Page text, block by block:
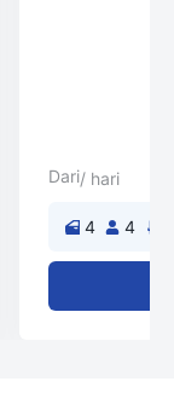
Dari/ hari
4 4